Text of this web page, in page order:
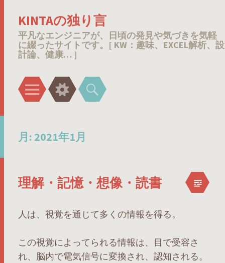
KINTAの独り言
平凡なエンジニアが、日頃の発見や気づきを気軽
に綴ったサイトです。[ KW：趣味、EXCEL解析、設
計論、健康… ]
メ
ニ
ウ
ィ
ッ
検
索
月: 2021年1月
理解・記憶・想像・読書
人は、視覚を通じて多くの情報を得る。
この視覚によってられる情報は、目で受容さ
れ、脳内で電気信号に変換され、認知される。